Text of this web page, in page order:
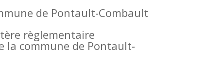
de Pontault-Combault
règlementaire
la commune de Pontault-